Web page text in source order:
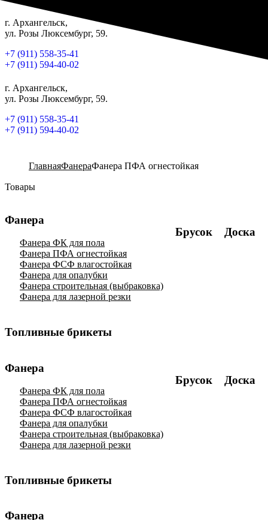
г. Архангельск,
ул. Розы Люксембург, 59.
+7 (911) 558-35-41
+7 (911) 594-40-02
г. Архангельск,
ул. Розы Люксембург, 59.
+7 (911) 558-35-41
+7 (911) 594-40-02
ГлавнаяФанераФанера ПФА огнестойкая
Товары
Фанера
Фанера ФК для пола
Фанера ПФА огнестойкая
Фанера ФСФ влагостойкая
Фанера для опалубки
Фанера строительная (выбраковка)
Фанера для лазерной резки
Брусок Доска
Топливные брикеты
Фанера
Фанера ФК для пола
Фанера ПФА огнестойкая
Фанера ФСФ влагостойкая
Фанера для опалубки
Фанера строительная (выбраковка)
Фанера для лазерной резки
Брусок Доска
Топливные брикеты
Фанера